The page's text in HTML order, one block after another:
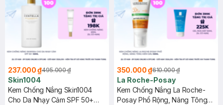
237.000 ₫495.000 ₫
Skin1004
Kem Chống Nắng Skin1004
Cho Da Nhạy Cảm SPF 50+
350.000 ₫610.000 ₫
La Roche-Posay
Kem Chống Nắng La Roche-
Posay Phổ Rộng, Nâng Tông